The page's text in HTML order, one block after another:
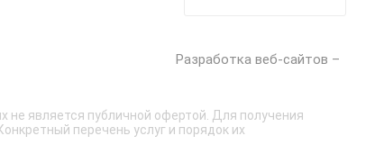
Разработка веб-сайтов –
является публичной офертой. Для получения
перечень услуг и порядок их